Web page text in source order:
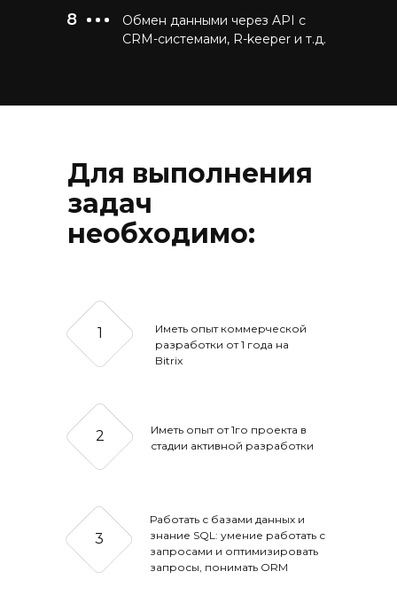
8
Обмен данными через API с
CRM-системами, R-keeper и т.д.
Для выполнения
задач
необходимо:
Иметь опыт от 1го проекта в
стадии активной разработки
2
Работать с базами данных и
знание SQL: умение работать с
запросами и оптимизировать
запросы, понимать ORM
3
Иметь опыт коммерческой
разработки от 1 года на
Bitrix
1